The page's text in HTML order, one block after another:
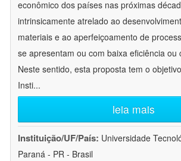
econômico dos países nas próximas
intrinsicamente atrelado ao
materiais e ao aperfeiçoamento de
se apresentam ou com baixa eficiência ou
Neste sentido, esta proposta tem o
Insti...
leia mais
Instituição/UF/País: Universidade
Paraná - PR - Brasil